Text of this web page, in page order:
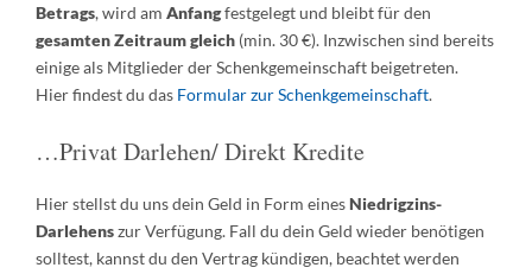
Betrags, wird am Anfangfestgelegt und bleibt für den
gesamten Zeitraum gleich (min. 30 €). Inzwischen sind bereits
einige als Mitglieder der Schenkgemeinschaft beigetreten.
Hier findest du das Formular zur Schenkgemeinschaft.
…Privat Darlehen/ Direkt Kredite
Hier stellst du uns dein Geld in Form einesNiedrigzins-
Darlehenszur Verfügung. Fall du dein Geld wieder benötigen
solltest, kannst du den Vertrag kündigen, beachtet werden